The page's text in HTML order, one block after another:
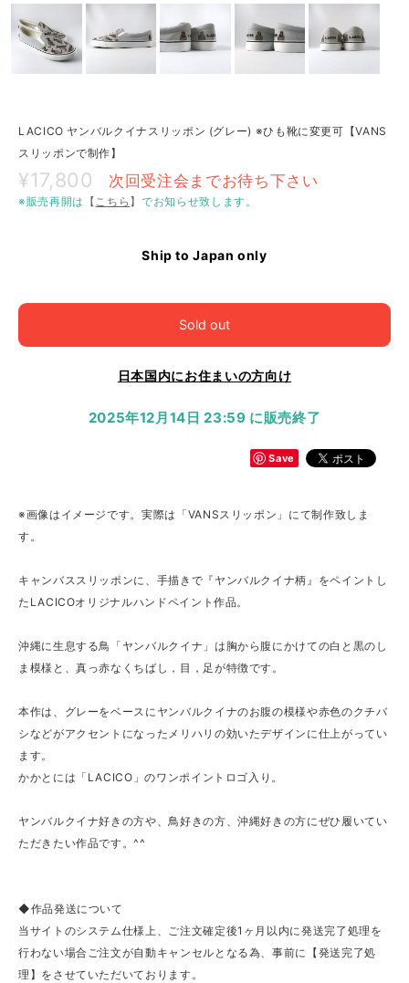
LACICO ヤンバルクイナスリッポン (グレー) ※ひも靴に変更可【VANS
スリッポンで制作】
¥17,800 次回受注会までお待ち下さい
※販売再開は 【こちら 】でお知らせ致します。
Ship to Japan only
Sold out
日本国内にお住まいの方向け
2025年12月14日 23:59 に販売終了
Save
※画像はイメージです。実際は「VANSスリッポン」にて制作致しま
す。
キャンバススリッポンに、手描きで『ヤンバルクイナ柄』をペイントし
たLACICOオリジナルハンドペイント作品。
沖縄に生息する鳥「ヤンバルクイナ」は胸から腹にかけての白と黒のし
ま模様と、真っ赤なくちばし，目，足が特徴です。
本作は、グレーをベースにヤンバルクイナのお腹の模様や赤色のクチバ
シなどがアクセントになったメリハリの効いたデザインに仕上がってい
ます。
かかとには「LACICO」のワンポイントロゴ入り。
ヤンバルクイナ好きの方や、鳥好きの方、沖縄好きの方にぜひ履いてい
ただきたい作品です。^^
◆作品発送について
当サイトのシステム仕様上、ご注文確定後1ヶ月以内に発送完了処理を
行わない場合ご注文が自動キャンセルとなる為、事前に【発送完了処
理】をさせていただいております。